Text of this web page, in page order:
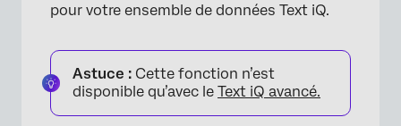
pour votre ensemble de données Text iQ.
Astuce : Cette fonction n’est
disponible qu’avec le Text iQ avancé.